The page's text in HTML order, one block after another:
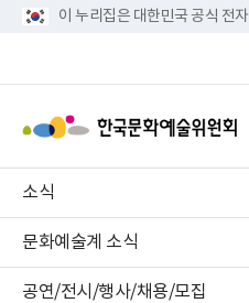
이 누리집은 대한민국 공식 전
소식
문화예술계 소식
공연/전시/행사/채용/모집